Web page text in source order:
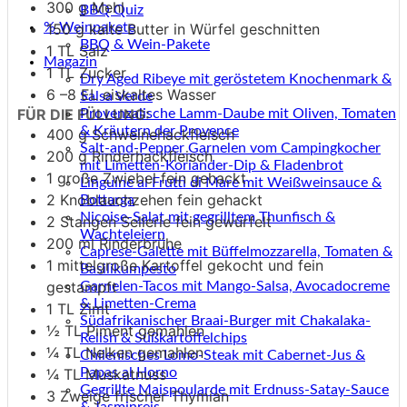
BBQ Quiz
% Weinpakete
BBQ & Wein-Pakete
Magazin
Dry Aged Ribeye mit geröstetem Knochenmark &
Salsa Verde
Provenzalische Lamm-Daube mit Oliven, Tomaten
& Kräutern der Provence
Salt-and-Pepper Garnelen vom Campingkocher
mit Limetten-Koriander-Dip & Fladenbrot
Linguine ai Frutti di Mare mit Weißweinsauce &
Bottarga
Niçoise-Salat mit gegrilltem Thunfisch &
Wachteleiern
Caprese-Galette mit Büffelmozzarella, Tomaten &
Basilikumpesto
Garnelen-Tacos mit Mango-Salsa, Avocadocreme
& Limetten-Crema
Südafrikanischer Braai-Burger mit Chakalaka-
Relish & Süßkartoffelchips
Chilenisches Lomo-Steak mit Cabernet-Jus &
Papas al Horno
Gegrillte Maispoularde mit Erdnuss-Satay-Sauce
300 g Mehl
150 g kalte Butter in Würfel geschnitten
1 TL Salz
1 TL Zucker
6 –8 EL eiskaltes Wasser
FÜR DIE FÜLLUNG:
400 g Schweinehackfleisch
200 g Rinderhackfleisch
1 große Zwiebel fein gehackt
2 Knoblauchzehen fein gehackt
2 Stangen Sellerie fein gewürfelt
200 ml Rinderbrühe
1 mittelgroße Kartoffel gekocht und fein
gestampft
1 TL Zimt
½ TL Piment gemahlen
¼ TL Nelken gemahlen
¼ TL Muskatnuss
3 Zweige frischer Thymian